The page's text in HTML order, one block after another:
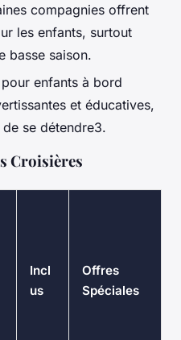
compagnies offrent
les enfants, surtout
basse saison.
enfants à bord
et éducatives,
se détendre3.
Croisières
Incl
us
Offres
Spéciales